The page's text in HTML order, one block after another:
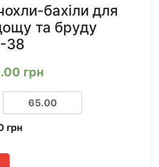
бахіли для
та бруду
38
грн
грн